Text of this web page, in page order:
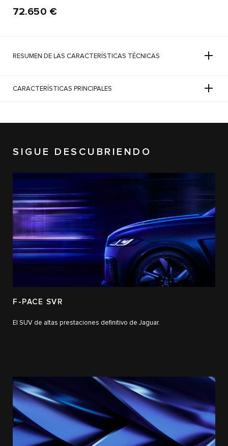
72.650 €
RESUMEN DE LAS CARACTERÍSTICAS TÉCNICAS
CARACTERÍSTICAS PRINCIPALES
SIGUE DESCUBRIENDO
F-PACE SVR
El SUV de altas prestaciones definitivo de Jaguar.